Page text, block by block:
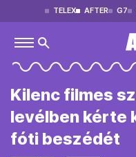
TELEX AFTER G7
Kilenc filmes
levélben kérte
fóti beszédét